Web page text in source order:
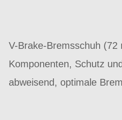
V-Brake-Bremsschuh
Komponenten, Schutz
abweisend, optimale